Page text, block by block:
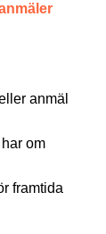
anmäl
om
framtida